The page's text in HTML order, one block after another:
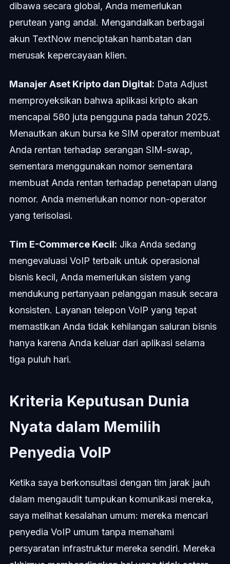
dibawa secara global, Anda memerlukan
perutean yang andal. Mengandalkan berbagai
akun TextNow menciptakan hambatan dan
merusak kepercayaan klien.
Manajer Aset Kripto dan Digital: Data Adjust
memproyeksikan bahwa aplikasi kripto akan
mencapai 580 juta pengguna pada tahun 2025.
Menautkan akun bursa ke SIM operator membuat
Anda rentan terhadap serangan SIM-swap,
sementara menggunakan nomor sementara
membuat Anda rentan terhadap penetapan ulang
nomor. Anda memerlukan nomor non-operator
yang terisolasi.
Tim E-Commerce Kecil: Jika Anda sedang
mengevaluasi VoIP terbaik untuk operasional
bisnis kecil, Anda memerlukan sistem yang
mendukung pertanyaan pelanggan masuk secara
konsisten. Layanan telepon VoIP yang tepat
memastikan Anda tidak kehilangan saluran bisnis
hanya karena Anda keluar dari aplikasi selama
tiga puluh hari.
Kriteria Keputusan Dunia
Nyata dalam Memilih
Penyedia VoIP
Ketika saya berkonsultasi dengan tim jarak jauh
dalam mengaudit tumpukan komunikasi mereka,
saya melihat kesalahan umum: mereka mencari
penyedia VoIP umum tanpa memahami
persyaratan infrastruktur mereka sendiri. Mereka